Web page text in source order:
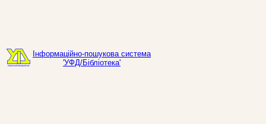
Інформаційно-пошукова система
'УФД/Бібліотека'